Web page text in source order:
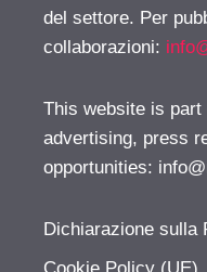
del settore. Per
collaborazioni:
This website is
advertising, press
opportunities:
Dichiarazione sulla
Cookie Policy (UE)